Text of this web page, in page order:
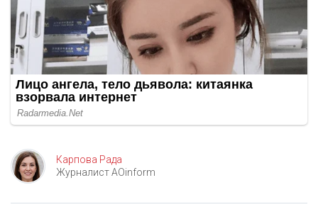
Карпова Рада
Журналист AOinform